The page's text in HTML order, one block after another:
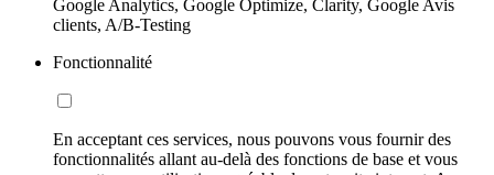
Google Analytics, Google Optimize, Clarity, Google Avis
clients, A/B-Testing
Fonctionnalité
En acceptant ces services, nous pouvons vous fournir des
fonctionnalités allant au-delà des fonctions de base et vous